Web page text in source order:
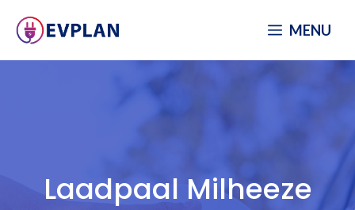
naar
MENU
Laadpaal Milheeze